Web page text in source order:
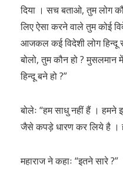
दिया । सच बताओ, तुम लोग
लिए ऐसा करने वाले तुम कोई
आजकल कई विदेशी लोग
बोलो, तुम कौन हो ? मुसलमान
हिन्दू बने हो ?”
बोलेः “हम साधु नहीं हैं । हमने
जैसे कपड़े धारण कर लिये है ।
महाराज ने कहाः “इतने सारे ?”